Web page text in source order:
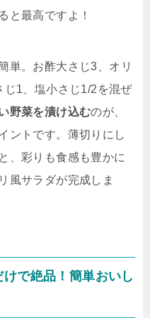
と最高ですよ！
単。お酢大さじ3、オリ
じ1、塩小さじ1/2を混ぜ
野菜を漬け込むのが、
ントです。薄切りにし
、彩りも食感も豊かに
風サラダが完成しま
で絶品！簡単おいし